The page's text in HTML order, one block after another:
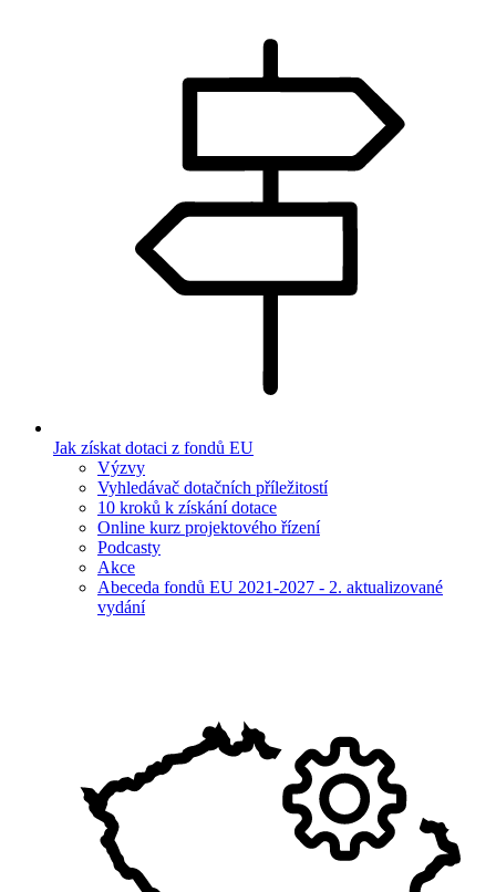
Jak získat dotaci z fondů EU
Výzvy
Vyhledávač dotačních příležitostí
10 kroků k získání dotace
Online kurz projektového řízení
Podcasty
Akce
Abeceda fondů EU 2021-2027 - 2. aktualizované
vydání